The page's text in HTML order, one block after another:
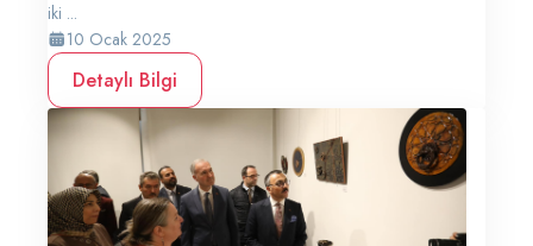
iki ...
10 Ocak 2025
Detaylı Bilgi